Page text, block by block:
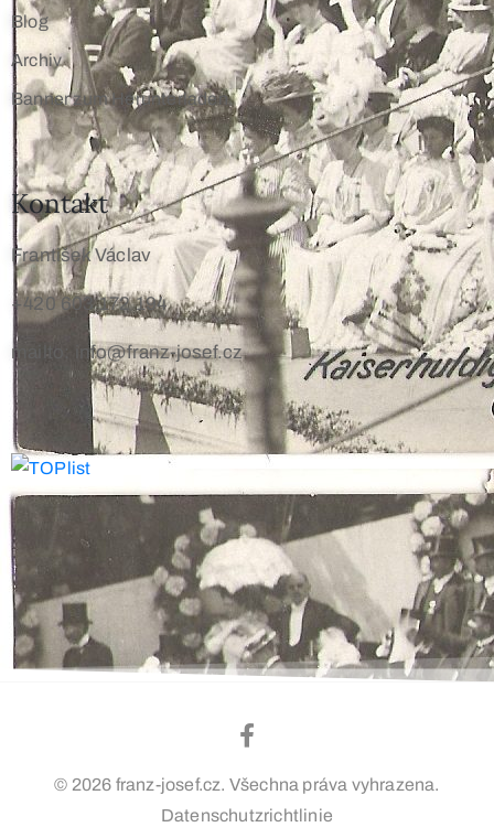
Blog
Archiv
Banner zum Herunterladen
Kontakt
František Václav
+420 603 172 194
mailto: info@franz-josef.cz
© 2026 franz-josef.cz. Všechna práva vyhrazena.
Datenschutzrichtlinie